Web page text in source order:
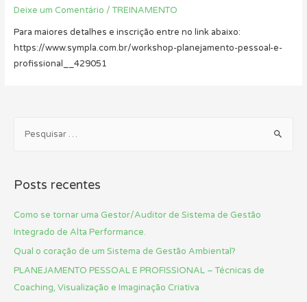
Deixe um Comentário /TREINAMENTO
Para maiores detalhes e inscrição entre no link abaixo:
https://www.sympla.com.br/workshop-planejamento-pessoal-e-
profissional__429051
i
s
Posts recentes
Como se tornar uma Gestor/Auditor de Sistema de Gestão
Integrado de Alta Performance.
Qual o coração de um Sistema de Gestão Ambiental?
PLANEJAMENTO PESSOAL E PROFISSIONAL – Técnicas de
Coaching, Visualização e Imaginação Criativa